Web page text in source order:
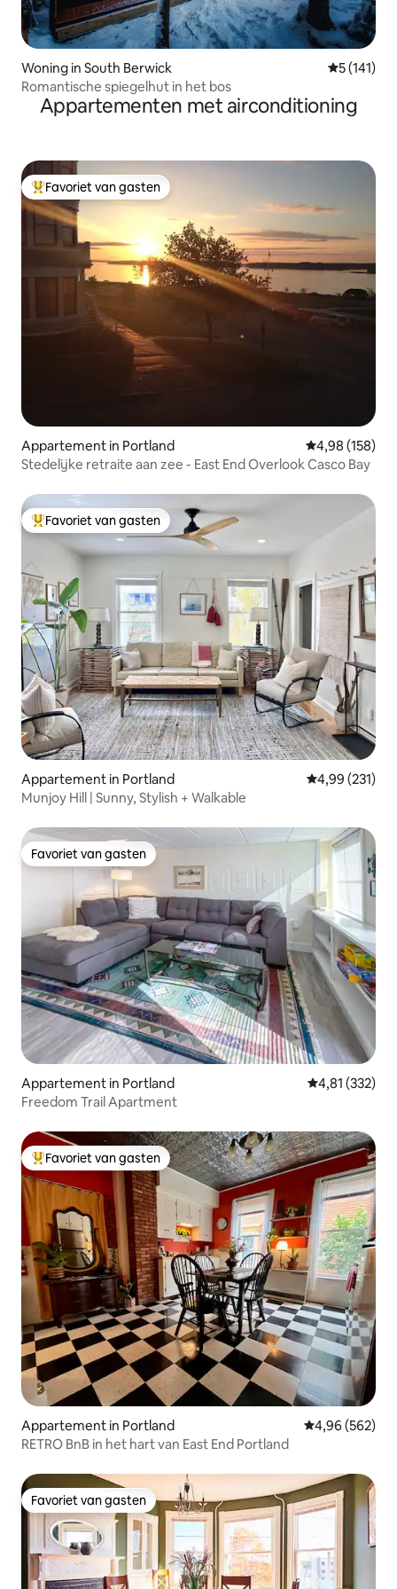
Woning in South Berwick
5 (141)
Romantische spiegelhut in het bos
Appartementen met airconditioning
Topfavoriet van gasten
Favoriet van gasten
Appartement in Portland Gemiddelde
4,98 (158)
Stedelijke retraite aan zee - East End Overlook Casco Bay
Topfavoriet van gasten
Favoriet van gasten
Appartement in Portland Gemiddelde
4,99 (231)
Munjoy Hill | Sunny, Stylish + Walkable
Favoriet van gasten
Favoriet van gasten
Appartement in Portland Gemiddelde
4,81 (332)
Freedom Trail Apartment
Topfavoriet van gasten
Favoriet van gasten
Appartement in Portland Gemiddelde
4,96 (562)
RETRO BnB in het hart van East End Portland
Favoriet van gasten
Favoriet van gasten